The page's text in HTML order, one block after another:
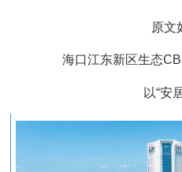
原文
海口江东新区生态
以“安